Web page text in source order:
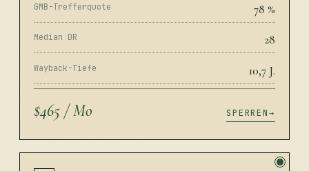
GMB-Trefferquote 78 %
Median DR 28
Wayback-Tiefe 10,7 J.
$465 / Mo SPERREN